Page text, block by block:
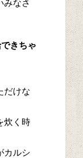
みなさ
きちゃ
だけな
炊く時
カルシ